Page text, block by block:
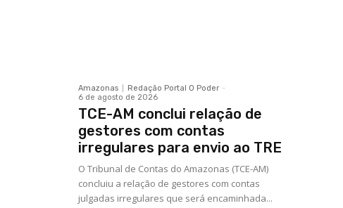
Amazonas Redação Portal O Poder -
6 de agosto de 2026
TCE-AM conclui relação de
gestores com contas
irregulares para envio ao TRE
O Tribunal de Contas do Amazonas (TCE-AM)
concluiu a relação de gestores com contas
julgadas irregulares que será encaminhada...